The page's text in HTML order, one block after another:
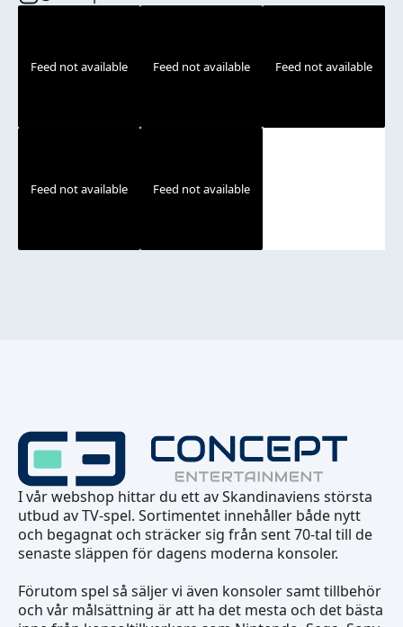
Feed not available Feed not available Feed not available
Feed not available Feed not available
I vår webshop hittar du ett av Skandinaviens största
utbud av TV-spel. Sortimentet innehåller både nytt
och begagnat och sträcker sig från sent 70-tal till de
senaste släppen för dagens moderna konsoler.
Förutom spel så säljer vi även konsoler samt tillbehör
och vår målsättning är att ha det mesta och det bästa